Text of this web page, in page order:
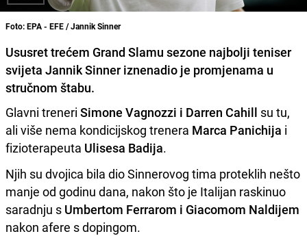
Foto: EPA - EFE / Jannik Sinner
Ususret trećem Grand Slamu sezone najbolji teniser
svijeta Jannik Sinner iznenadio je promjenama u
stručnom štabu.
Glavni treneri Simone Vagnozzi i Darren Cahill su tu,
ali više nema kondicijskog trenera Marca Panichija i
fizioterapeuta Ulisesa Badija.
Njih su dvojica bila dio Sinnerovog tima proteklih nešto
manje od godinu dana, nakon što je Italijan raskinuo
saradnju s Umbertom Ferrarom i Giacomom Naldijem
nakon afere s dopingom.